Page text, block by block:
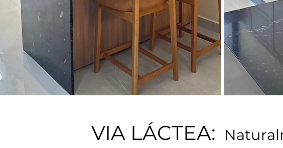
VIA LÁCTEA: